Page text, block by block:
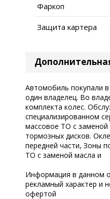
Фаркоп
Защита картера
Автомобиль покупали
один владелец. Во
комплекта колес.
специализированном
массовое ТО с заменой
тормозных дисков.
передней части, Зоны
ТО с заменой масла и
Информация в данном
рекламный характер и
офертой